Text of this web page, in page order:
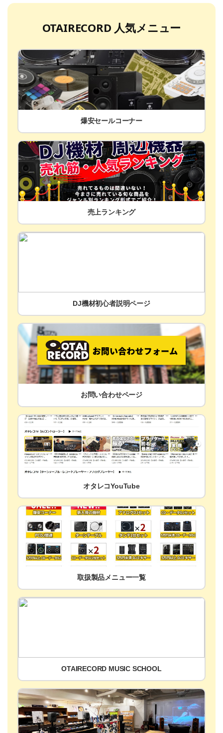
OTAIRECORD 人気メニュー
爆安セールコーナー
売上ランキング
DJ機材初心者説明ページ
お問い合わせページ
オタレコYouTube
取扱製品メニュー一覧
OTAIRECORD MUSIC SCHOOL